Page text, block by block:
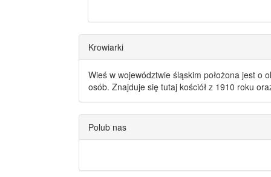
Krowiarki
Wieś w województwie śląskim położona jest o
osób. Znajduje się tutaj kościół z 1910 roku
Polub nas